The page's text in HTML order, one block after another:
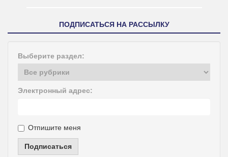
ПОДПИСАТЬСЯ НА РАССЫЛКУ
Выберите раздел:
Электронный адрес:
Отпишите меня
Подписаться